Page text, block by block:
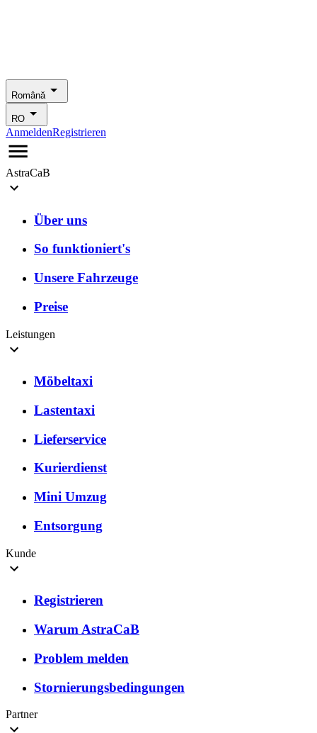
Română
RO
AnmeldenRegistrieren
AstraCaB
Über uns
So funktioniert's
Unsere Fahrzeuge
Preise
Leistungen
Möbeltaxi
Lastentaxi
Lieferservice
Kurierdienst
Mini Umzug
Entsorgung
Kunde
Registrieren
Warum AstraCaB
Problem melden
Stornierungsbedingungen
Partner